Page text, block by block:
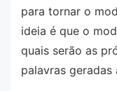
para tornar o
ideia é que o
quais serão as
palavras geradas